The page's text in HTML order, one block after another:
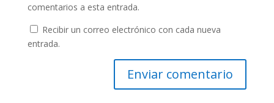
comentarios a esta entrada.
Recibir un correo electrónico con cada nueva
entrada.